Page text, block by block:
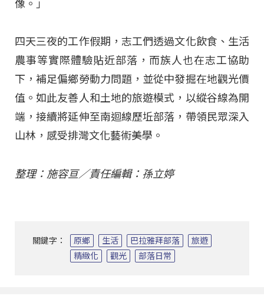
像。」
四天三夜的工作假期，志工們透過文化飲食、生活
農事等實際體驗貼近部落，而族人也在志工協助
下，補足偏鄉勞動力問題，並從中發掘在地觀光價
值。如此友善人和土地的旅遊模式，以縱谷線為開
端，接續將延伸至南迴線歷坵部落，帶領民眾深入
山林，感受排灣文化藝術美學。
整理：施容亘／責任編輯：孫立婷
關鍵字： 原鄉 生活 巴拉雅拜部落
旅遊
精緻化
觀光 部落日常